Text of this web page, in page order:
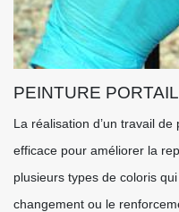
PEINTURE
La réalisation d’un travail
efficace pour améliorer la
plusieurs types de coloris
changement ou le